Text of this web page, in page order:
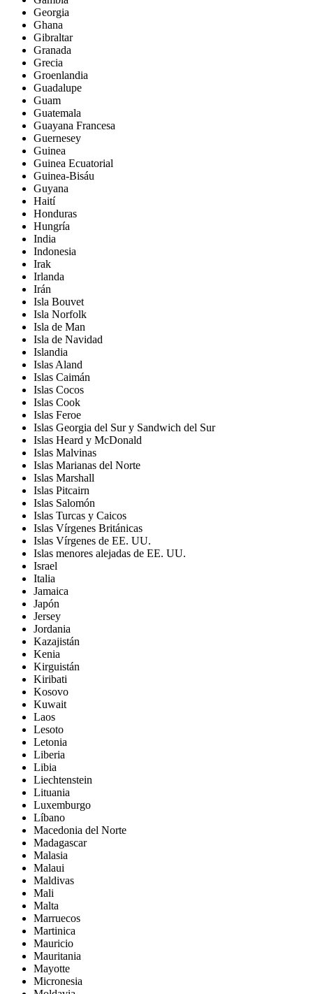
Georgia
Ghana
Gibraltar
Granada
Grecia
Groenlandia
Guadalupe
Guam
Guatemala
Guayana Francesa
Guernesey
Guinea
Guinea Ecuatorial
Guinea-Bisáu
Guyana
Haití
Honduras
Hungría
India
Indonesia
Irak
Irlanda
Irán
Isla Bouvet
Isla Norfolk
Isla de Man
Isla de Navidad
Islandia
Islas Aland
Islas Caimán
Islas Cocos
Islas Cook
Islas Feroe
Islas Georgia del Sur y Sandwich del Sur
Islas Heard y McDonald
Islas Malvinas
Islas Marianas del Norte
Islas Marshall
Islas Pitcairn
Islas Salomón
Islas Turcas y Caicos
Islas Vírgenes Británicas
Islas Vírgenes de EE. UU.
Islas menores alejadas de EE. UU.
Israel
Italia
Jamaica
Japón
Jersey
Jordania
Kazajistán
Kenia
Kirguistán
Kiribati
Kosovo
Kuwait
Laos
Lesoto
Letonia
Liberia
Libia
Liechtenstein
Lituania
Luxemburgo
Líbano
Macedonia del Norte
Madagascar
Malasia
Malaui
Maldivas
Mali
Malta
Marruecos
Martinica
Mauricio
Mauritania
Mayotte
Micronesia